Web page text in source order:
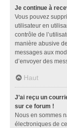
Je continue à
Vous pouvez
utilisateur en
contrôle de
manière abusive
messages aux
d’envoyer des
Haut
J’ai reçu un
sur ce forum !
Nous en sommes
électroniques de